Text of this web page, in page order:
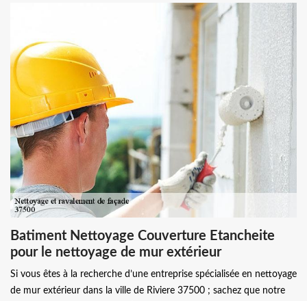
Batiment Nettoyage Couverture Etancheite
pour le nettoyage de mur extérieur
Si vous êtes à la recherche d’une entreprise spécialisée en nettoyage
de mur extérieur dans la ville de Riviere 37500 ; sachez que notre